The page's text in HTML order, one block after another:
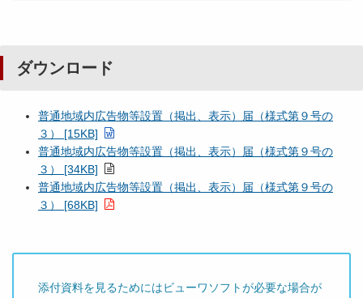
ダウンロード
普通地域内広告物等設置（掲出、表示）届（様式第９号の
３） [15KB]
普通地域内広告物等設置（掲出、表示）届（様式第９号の
３） [34KB]
普通地域内広告物等設置（掲出、表示）届（様式第９号の
３） [68KB]
添付資料を見るためにはビューワソフトが必要な場合が